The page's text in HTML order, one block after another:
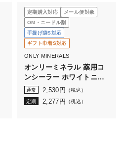
定期購入対応
メール便対象
OM・ニードル割
手提げ袋S対応
ギフト巾着S対応
ONLY MINERALS
オンリーミネラル 薬用コ
ンシーラー ホワイトニン
グケア 0.7g
通常 2,530 円 （税込）
定期 2,277 円 （税込）